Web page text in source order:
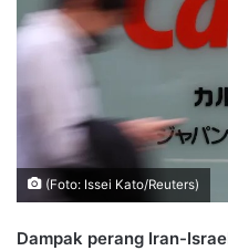
(Foto: Issei Kato/Reuters)
Dampak perang Iran-